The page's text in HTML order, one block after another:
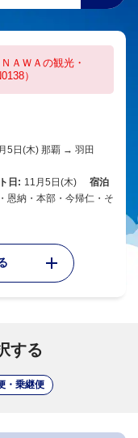
ＡＷＡの観光・
）
5日(木) 那覇 → 羽田
日: 11月5日(木)
宿泊
恩納・本部・今帰仁・そ
する
・乗継便